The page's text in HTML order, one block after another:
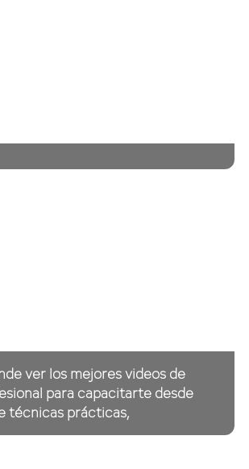
ver los mejores videos de
para capacitarte desde
técnicas prácticas,